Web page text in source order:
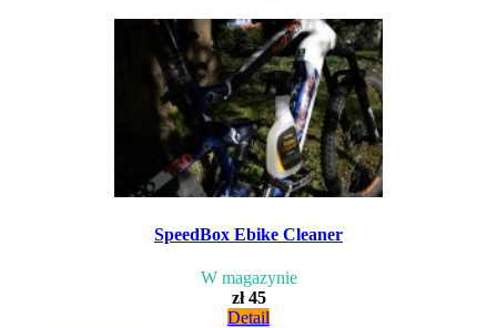
SpeedBox Ebike Cleaner
W magazynie
zł 45
Detail